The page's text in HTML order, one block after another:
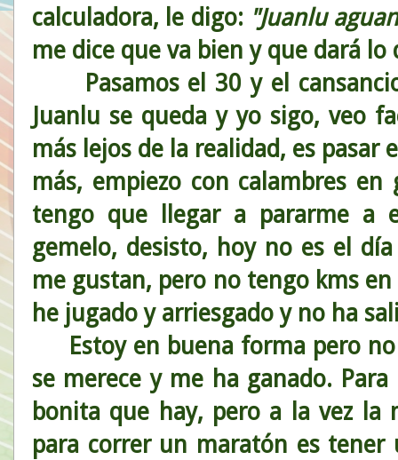
calculadora, le digo: "Juanlu
me dice que va bien y que dará
Pasamos el 30 y el
Juanlu se queda y yo sigo, veo
más lejos de la realidad, es
más, empiezo con calambres
tengo que llegar a pararme a
gemelo, desisto, hoy no es el
me gustan, pero no tengo kms
he jugado y arriesgado y no ha
Estoy en buena forma pero
se merece y me ha ganado.
bonita que hay, pero a la vez la
para correr un maratón es